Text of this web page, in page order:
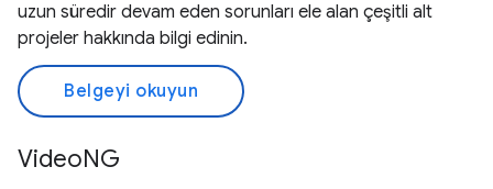
uzun süredir devam eden sorunları ele alan çeşitli alt
projeler hakkında bilgi edinin.
Belgeyi okuyun
VideoNG